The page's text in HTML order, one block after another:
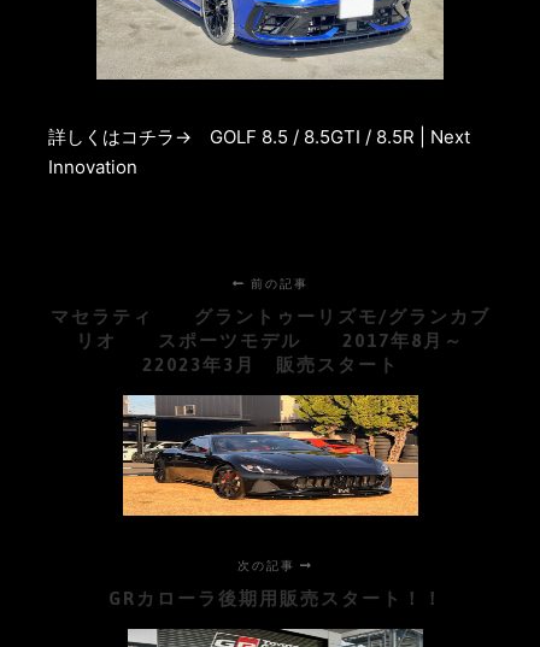
詳しくはコチラ→ GOLF 8.5 / 8.5GTI / 8.5R | Next
Innovation
前の記事
マセラティ グラントゥーリズモ/グランカブ
リオ スポーツモデル 2017年8月～
22023年3月 販売スタート
次の記事
GRカローラ後期用販売スタート！！